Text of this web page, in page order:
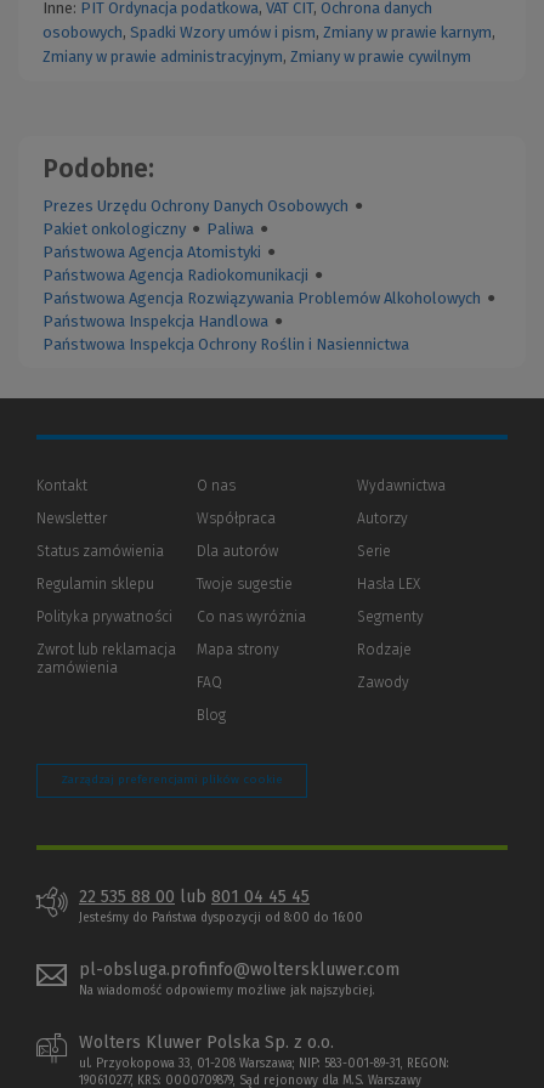
Inne: PIT Ordynacja podatkowa, VAT CIT, Ochrona danych
osobowych, Spadki Wzory umów i pism, Zmiany w prawie karnym,
Zmiany w prawie administracyjnym, Zmiany w prawie cywilnym
Podobne:
Prezes Urzędu Ochrony Danych Osobowych ●
Pakiet onkologiczny ● Paliwa ●
Państwowa Agencja Atomistyki ●
Państwowa Agencja Radiokomunikacji ●
Państwowa Agencja Rozwiązywania Problemów Alkoholowych ●
Państwowa Inspekcja Handlowa ●
Państwowa Inspekcja Ochrony Roślin i Nasiennictwa
Kontakt
Newsletter
Status zamówienia
Regulamin sklepu
Polityka prywatności (Nowe
(Link
innej
Zwrot lub reklamacja
zamówienia
O nas
Współpraca
Dla autorów(Nowe
(Link
innej
Twoje sugestie
Co nas wyróżnia
Mapa strony
FAQ
Blog
Wydawnictwa
Autorzy
Serie
Hasła LEX
Segmenty
Rodzaje
Zawody
Zarządzaj preferencjami plików cookie
22 535 88 00 lub 801 04 45 45
Jesteśmy do Państwa dyspozycji od 8:00 do 16:00
pl-obsluga.profinfo@wolterskluwer.com
Na wiadomość odpowiemy możliwe jak najszybciej.
Wolters Kluwer Polska Sp. z o.o.
ul. Przyokopowa 33, 01-208 Warszawa; NIP: 583-001-89-31, REGON:
190610277, KRS: 0000709879, Sąd rejonowy dla M.S. Warszawy